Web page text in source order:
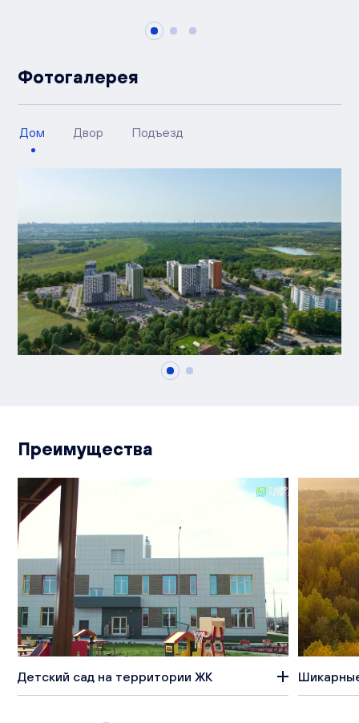
Фотогалерея
Дом Двор Подъезд
Преимущества
Детский сад на территории ЖК